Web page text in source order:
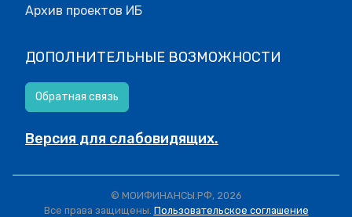
Архив проектов ИБ
ДОПОЛНИТЕЛЬНЫЕ ВОЗМОЖНОСТИ
Обратная связь
Версия для слабовидящих.
© МОИФИНАНСЫ.РФ, 2026
Все права защищены. Пользовательское соглашение